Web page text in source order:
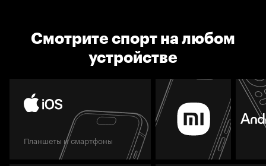
Смотрите спорт на любом
устройстве
Планшеты и смартфоны